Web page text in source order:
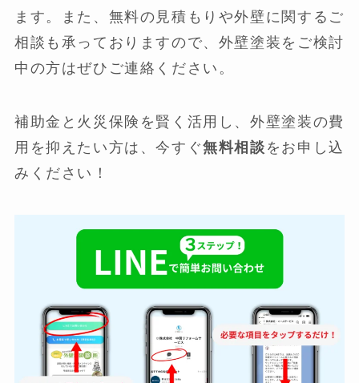
ます。また、無料の見積もりや外壁に関するご
相談も承っておりますので、外壁塗装をご検討
中の方はぜひご連絡ください。
補助金と火災保険を賢く活用し、外壁塗装の費
用を抑えたい方は、今すぐ無料相談 をお申し込
みください！